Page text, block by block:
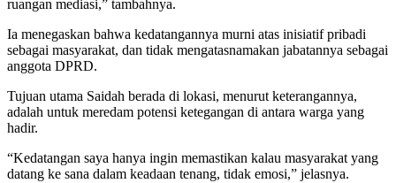
ruangan mediasi,” tambahnya.
Ia menegaskan bahwa kedatangannya murni atas inisiatif pribadi
sebagai masyarakat, dan tidak mengatasnamakan jabatannya sebagai
anggota DPRD.
Tujuan utama Saidah berada di lokasi, menurut keterangannya,
adalah untuk meredam potensi ketegangan di antara warga yang
hadir.
“Kedatangan saya hanya ingin memastikan kalau masyarakat yang
datang ke sana dalam keadaan tenang, tidak emosi,” jelasnya.